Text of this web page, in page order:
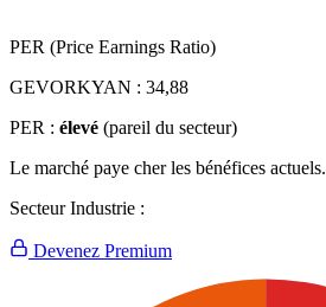
PER (Price Earnings Ratio)
GEVORKYAN : 34,88
PER : élevé (pareil du secteur)
Le marché paye cher les bénéfices actuels.
Secteur Industrie :
Devenez Premium